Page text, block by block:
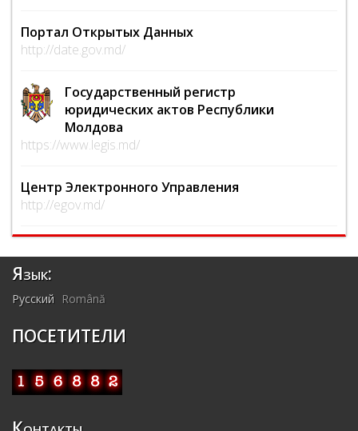
Портал Открытых Данных
http://date.gov.md/
Государственный регистр
юридических актов Республики
Молдова
https://www.legis.md/
Центр Электронного Управления
http://egov.md/
Язык:
Русский Română
ПОСЕТИТЕЛИ